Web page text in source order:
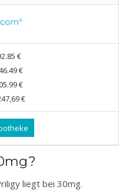
€
€
€
€
liegt bei 30mg.